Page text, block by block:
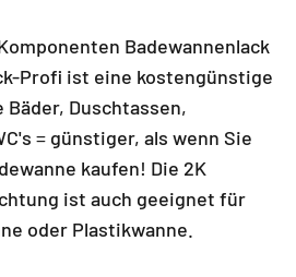
Badewannenlack
Profi ist eine kostengünstige
Duschtassen,
= günstiger, als wenn Sie
kaufen! Die 2K
ist auch geeignet für
oder Plastikwanne.